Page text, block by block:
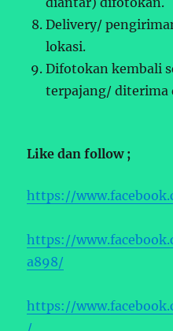
Delivery/
lokasi.
Difotokan kembali
terpajang/ diterima
Like dan follow ;
https://
https://
a898/
https://